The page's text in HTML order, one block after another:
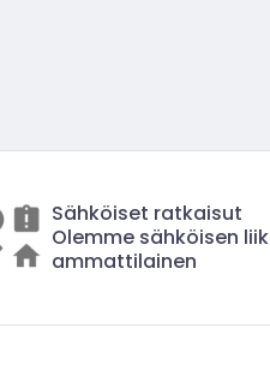
Sähköiset ratkaisut
Olemme sähköisen
ammattilainen